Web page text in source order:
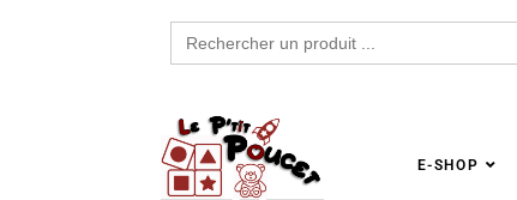
Search
for:
E-SHOP